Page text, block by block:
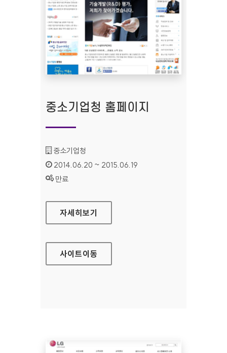
중소기업청 홈페이지
기관명 :
중소기업청
인증기간 :
2014.06.20 ~ 2015.06.19
상태 :
만료
중소기업청 홈페이지
자세히보기
사이트이동